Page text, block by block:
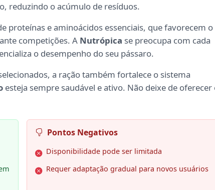
reduzindo o acúmulo de resíduos.
proteínas e aminoácidos essenciais, que favorecem o
competições. A Nutrópica se preocupa com cada
o desempenho do seu pássaro.
a ração também fortalece o sistema
esteja sempre saudável e ativo. Não deixe de oferecer
Pontos Negativos
Disponibilidade pode ser limitada
Requer adaptação gradual para novos usuários